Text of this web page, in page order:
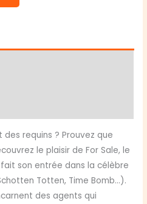
requins ? Prouvez que
le plaisir de For Sale, le
son entrée dans la célèbre
Totten, Time Bomb…).
des agents qui